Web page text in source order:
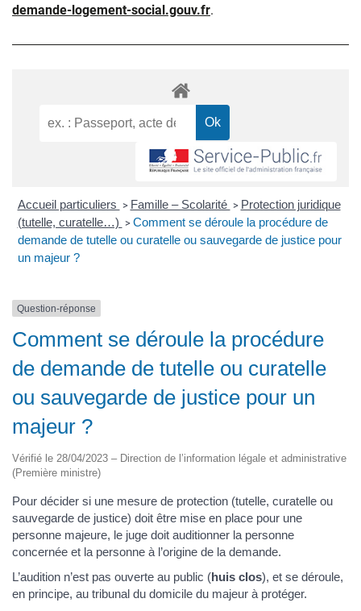
demande-logement-social.gouv.fr.
Accueil particuliers > Famille – Scolarité > Protection juridique
(tutelle, curatelle…) > Comment se déroule la procédure de
demande de tutelle ou curatelle ou sauvegarde de justice pour
un majeur ?
Question-réponse
Comment se déroule la procédure
de demande de tutelle ou curatelle
ou sauvegarde de justice pour un
majeur ?
Vérifié le 28/04/2023 – Direction de l’information légale et administrative
(Première ministre)
Pour décider si une mesure de protection (tutelle, curatelle ou
sauvegarde de justice) doit être mise en place pour une
personne majeure, le juge doit auditionner la personne
concernée et la personne à l’origine de la demande.
L’audition n’est pas ouverte au public (huis clos), et se déroule,
en principe, au tribunal du domicile du majeur à protéger.